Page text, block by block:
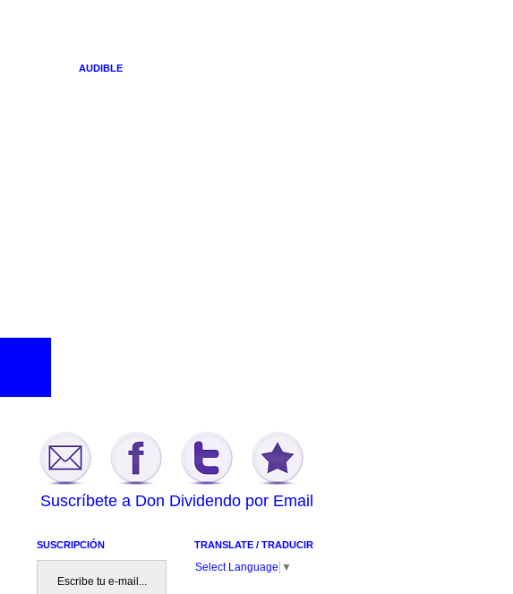
AUDIBLE
Suscríbete a Don Dividendo por Email
SUSCRIPCIÓN
Escribe tu e-mail...
TRANSLATE / TRADUCIR
Select Language ▼